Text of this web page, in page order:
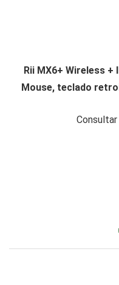
Rii MX6+ Wireless
Mouse, teclado